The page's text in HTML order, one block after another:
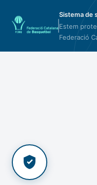
Sistema de
Estem
Federació